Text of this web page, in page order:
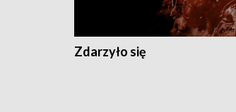
Zdarzyło się